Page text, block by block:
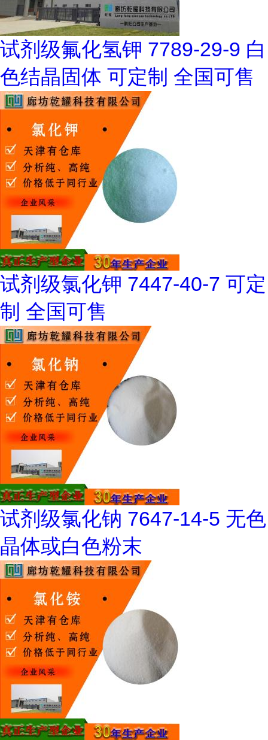
试剂级氟化氢钾 7789-29-9 白
色结晶固体 可定制 全国可售
试剂级氯化钾 7447-40-7 可定
制 全国可售
试剂级氯化钠 7647-14-5 无色
晶体或白色粉末